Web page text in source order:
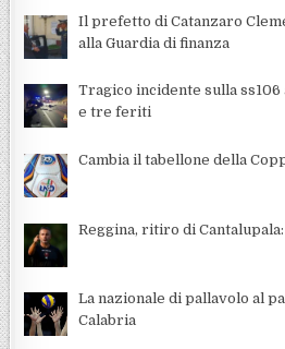
Il prefetto di Catanzaro
alla Guardia di finanza
Tragico incidente sulla
e tre feriti
Cambia il tabellone della
Reggina, ritiro di
La nazionale di pallavolo al
Calabria